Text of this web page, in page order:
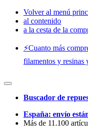
Volver al menú
al contenido
a la cesta de la
⚡️Cuanto más
filamentos y resinas
Buscador de
España: envío
Más de 11.100